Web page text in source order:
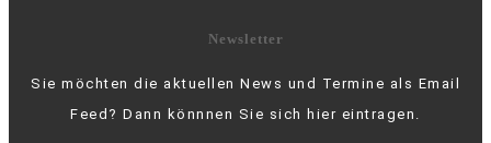
Newsletter
Sie möchten die aktuellen News und Termine als Email
Feed? Dann könnnen Sie sich hier eintragen.